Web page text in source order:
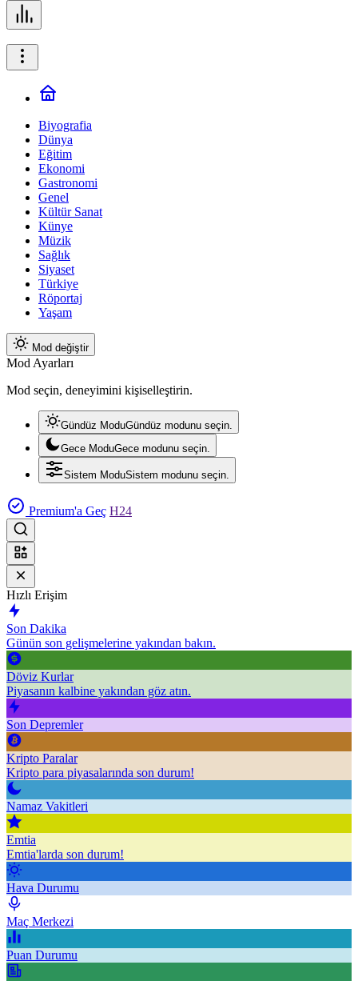
Biyografia
Dünya
Eğitim
Ekonomi
Gastronomi
Genel
Kültür Sanat
Künye
Müzik
Sağlık
Siyaset
Türkiye
Röportaj
Yaşam
Mod değiştir
Mod Ayarları
Mod seçin, deneyimini kişiselleştirin.
Gündüz ModuGündüz modunu seçin.
Gece ModuGece modunu seçin.
Sistem ModuSistem modunu seçin.
Premium'a Geç H24
Hızlı Erişim
Son Dakika
Günün son gelişmelerine yakından bakın.
Döviz Kurlar
Piyasanın kalbine yakından göz atın.
Son Depremler
Kripto Paralar
Kripto para piyasalarında son durum!
Namaz Vakitleri
Emtia
Emtia'larda son durum!
Hava Durumu
Maç Merkezi
Puan Durumu